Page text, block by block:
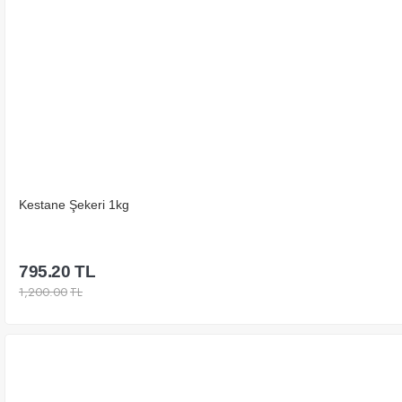
Kestane Şekeri 1kg
795.20 TL
1,200.00TL